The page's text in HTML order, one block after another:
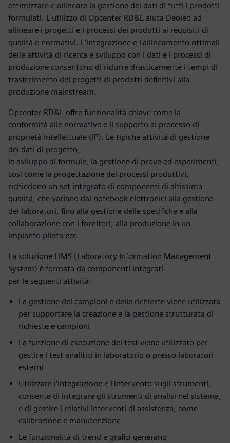
ottimizzare e allineare la gestione dei dati di tutti i prodotti
formulati. L'utilizzo di Opcenter RD&L aiuta Deoleo ad
allineare i progetti e i processi dei prodotti ai requisiti di
qualità e normativi. L'integrazione e l'allineamento ottimali
delle attività di ricerca e sviluppo con i dati e i processi di
produzione consentono di ridurre drasticamente i tempi di
trasferimento dei progetti di prodotti definitivi alla
produzione mainstream.
Opcenter RD&L offre funzionalità chiave come la
conformità alle normative e il supporto al processo di
proprietà intellettuale (IP). Le tipiche attività di gestione
dei dati di progetto,
lo sviluppo di formule, la gestione di prove ed esperimenti,
così come la progettazione dei processi produttivi,
richiedono un set integrato di componenti di altissima
qualità, che variano dai notebook elettronici alla gestione
dei laboratori, fino alla gestione delle specifiche e alla
collaborazione con i fornitori, alla produzione in un
impianto pilota ecc.
La soluzione LIMS (Laboratory Information Management
System) è formata da componenti integrati
per le seguenti attività:
La gestione dei campioni e delle richieste viene utilizzata
per supportare la creazione e la gestione strutturata di
richieste e campioni
La funzione di esecuzione dei test viene utilizzato per
gestire i test analitici in laboratorio o presso laboratori
esterni
Utilizzare l'integrazione e l'intervento sugli strumenti,
consente di integrare gli strumenti di analisi nel sistema,
e di gestire i relativi interventi di assistenza, come
calibrazione e manutenzione
Le funzionalità di trend e grafici generano